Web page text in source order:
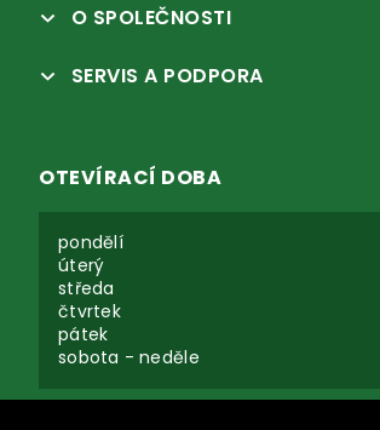
O SPOLEČNOSTI
SERVIS A PODPORA
OTEVÍRACÍ DOBA
pondělí
úterý
středa
čtvrtek
pátek
sobota - neděle